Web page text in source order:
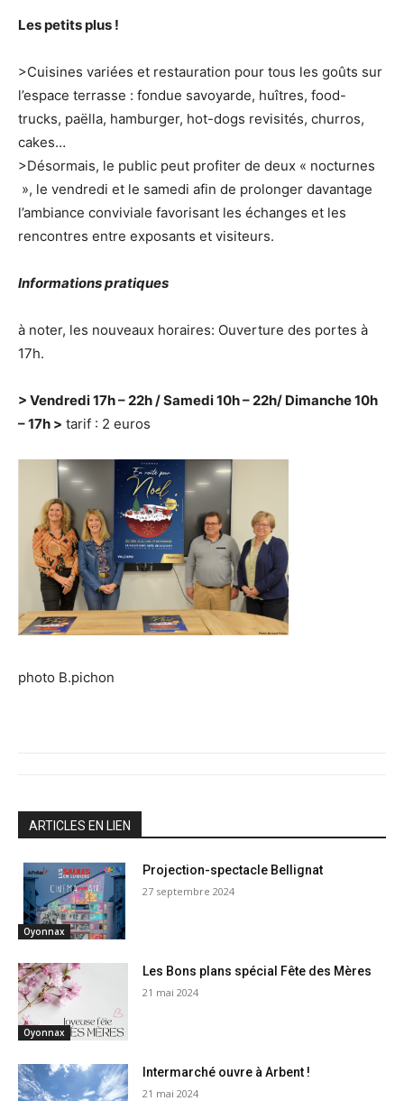
Les petits plus !
>Cuisines variées et restauration pour tous les goûts sur
l’espace terrasse : fondue savoyarde, huîtres, food-
trucks, paëlla, hamburger, hot-dogs revisités, churros,
cakes…
>Désormais, le public peut profiter de deux « nocturnes
», le vendredi et le samedi afin de prolonger davantage
l’ambiance conviviale favorisant les échanges et les
rencontres entre exposants et visiteurs.
Informations pratiques
à noter, les nouveaux horaires: Ouverture des portes à
17h.
> Vendredi 17h – 22h / Samedi 10h – 22h/ Dimanche 10h
– 17h > tarif : 2 euros
photo B.pichon
ARTICLES EN LIEN
Oyonnax
Projection-spectacle Bellignat
27 septembre 2024
Oyonnax
Les Bons plans spécial Fête des Mères
21 mai 2024
Intermarché ouvre à Arbent !
21 mai 2024